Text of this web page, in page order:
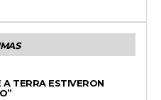
A TERRA ESTIVERON